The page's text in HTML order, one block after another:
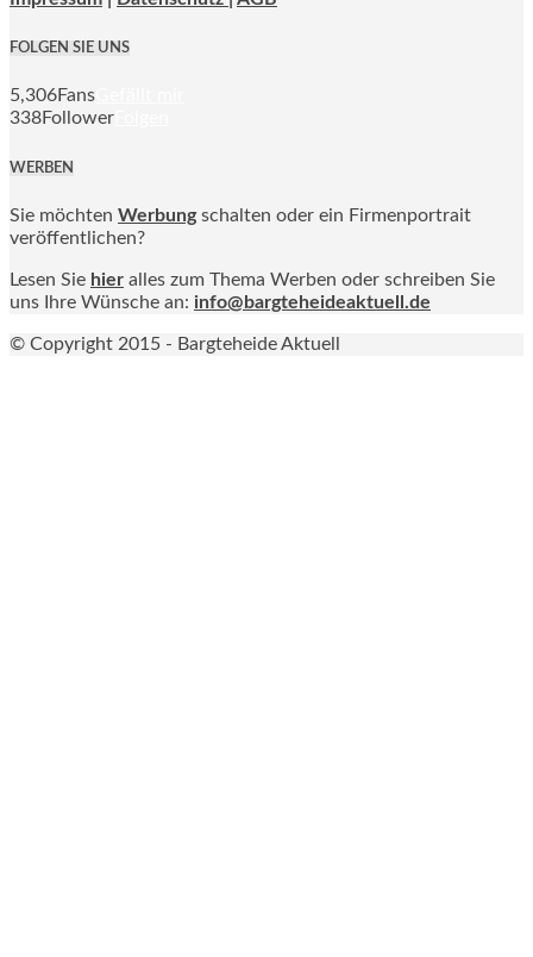
FOLGEN SIE UNS
5,306Fans
338Follower
WERBEN
Sie möchten Werbung schalten oder ein Firmenportrait
veröffentlichen?
Lesen Sie hier alles zum Thema Werben oder schreiben Sie
uns Ihre Wünsche an: info@bargteheideaktuell.de
© Copyright 2015 - Bargteheide Aktuell